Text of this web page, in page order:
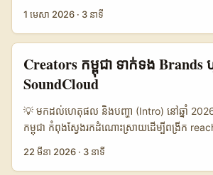
លើវីដេអូ និងការផ្សព្វផ្សាយតាម LinkedIn
បានបើក ROI, completion rate និងកាត់ថ្លៃ
ស្រង់ពី Smokeball សេចក្តីពិត) — ធ្វើឲ្យយើងយល់ថ
សក្តានុពលខ្លាំងសម្រាប់អតិថិជន B2B។ សំណួរចម្បង
អ្នកផលិតនៅកម្ពុជា, ត្រូវធ្វើដូចម្តេចដើម្បីទាក់ទង និង
ម៉ាកអាល្លឺម៉ង់លើ Rumble ដើម្បីទទួលបាននូវការកិច្ច
សេចក្តីណែនាំខ្លីៗខាងក្រោមជាជំហានអាចអនុវត្តបាន។
ត្រូវជ្រើសតុល្យភាពណា (Platform
1 មេសា 2026 · 3 នាទី
Creators កម្ពុជា ទាក់ទង Brands
SoundCloud
💡 មកដល់ហេតុផល និងបញ្ហា (Intro) នៅឆ្នាំ
កម្ពុជា កំពុងស្វែងរកដំណោះស្រាយដើម្បីពង្រីក
22 មីនា 2026 · 3 នាទី